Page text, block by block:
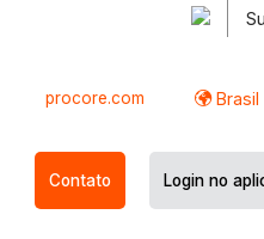
procore.com Brasil
Contato Login no